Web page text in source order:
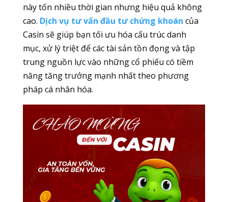
này tốn nhiều thời gian nhưng hiệu quả không
cao. Dịch vụ tư vấn đầu tư chứng khoán của
Casin sẽ giúp bạn tối ưu hóa cấu trúc danh
mục, xử lý triệt để các tài sản tồn đọng và tập
trung nguồn lực vào những cổ phiếu có tiềm
năng tăng trưởng mạnh nhất theo phương
pháp cá nhân hóa.